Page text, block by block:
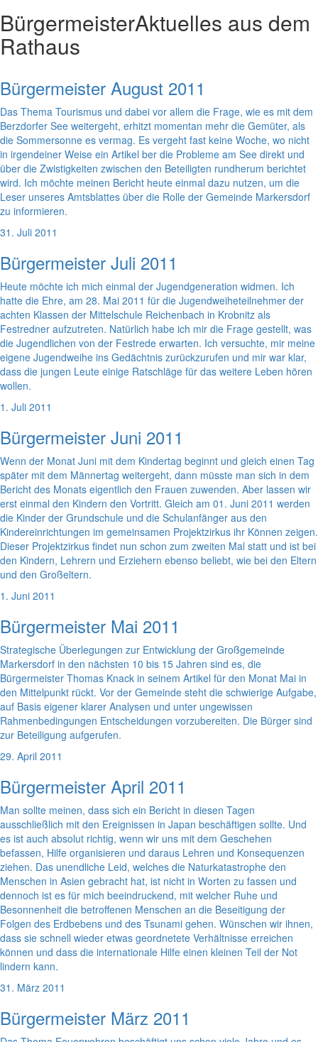
BürgermeisterAktuelles aus dem
Rathaus
Bürgermeister August 2011
Das Thema Tourismus und dabei vor allem die Frage, wie es mit dem
Berzdorfer See weitergeht, erhitzt momentan mehr die Gemüter, als
die Sommersonne es vermag. Es vergeht fast keine Woche, wo nicht
in irgendeiner Weise ein Artikel ber die Probleme am See direkt und
über die Zwistigkeiten zwischen den Beteiligten rundherum berichtet
wird. Ich möchte meinen Bericht heute einmal dazu nutzen, um die
Leser unseres Amtsblattes über die Rolle der Gemeinde Markersdorf
zu informieren.
31. Juli 2011
Bürgermeister Juli 2011
Heute möchte ich mich einmal der Jugendgeneration widmen. Ich
hatte die Ehre, am 28. Mai 2011 für die Jugendweiheteilnehmer der
achten Klassen der Mittelschule Reichenbach in Krobnitz als
Festredner aufzutreten. Natürlich habe ich mir die Frage gestellt, was
die Jugendlichen von der Festrede erwarten. Ich versuchte, mir meine
eigene Jugendweihe ins Gedächtnis zurückzurufen und mir war klar,
dass die jungen Leute einige Ratschläge für das weitere Leben hören
wollen.
1. Juli 2011
Bürgermeister Juni 2011
Wenn der Monat Juni mit dem Kindertag beginnt und gleich einen Tag
später mit dem Männertag weitergeht, dann müsste man sich in dem
Bericht des Monats eigentlich den Frauen zuwenden. Aber lassen wir
erst einmal den Kindern den Vortritt. Gleich am 01. Juni 2011 werden
die Kinder der Grundschule und die Schulanfänger aus den
Kindereinrichtungen im gemeinsamen Projektzirkus ihr Können zeigen.
Dieser Projektzirkus findet nun schon zum zweiten Mal statt und ist bei
den Kindern, Lehrern und Erziehern ebenso beliebt, wie bei den Eltern
und den Großeltern.
1. Juni 2011
Bürgermeister Mai 2011
Strategische Überlegungen zur Entwicklung der Großgemeinde
Markersdorf in den nächsten 10 bis 15 Jahren sind es, die
Bürgermeister Thomas Knack in seinem Artikel für den Monat Mai in
den Mittelpunkt rückt. Vor der Gemeinde steht die schwierige Aufgabe,
auf Basis eigener klarer Analysen und unter ungewissen
Rahmenbedingungen Entscheidungen vorzubereiten. Die Bürger sind
zur Beteiligung aufgerufen.
29. April 2011
Bürgermeister April 2011
Man sollte meinen, dass sich ein Bericht in diesen Tagen
ausschließlich mit den Ereignissen in Japan beschäftigen sollte. Und
es ist auch absolut richtig, wenn wir uns mit dem Geschehen
befassen, Hilfe organisieren und daraus Lehren und Konsequenzen
ziehen. Das unendliche Leid, welches die Naturkatastrophe den
Menschen in Asien gebracht hat, ist nicht in Worten zu fassen und
dennoch ist es für mich beeindruckend, mit welcher Ruhe und
Besonnenheit die betroffenen Menschen an die Beseitigung der
Folgen des Erdbebens und des Tsunami gehen. Wünschen wir ihnen,
dass sie schnell wieder etwas geordnetete Verhältnisse erreichen
können und dass die internationale Hilfe einen kleinen Teil der Not
lindern kann.
31. März 2011
Bürgermeister März 2011